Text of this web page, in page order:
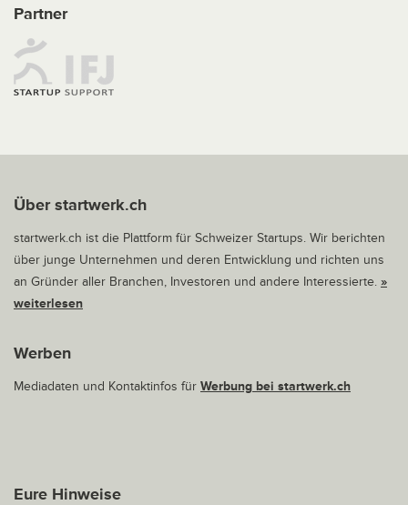
Partner
Über startwerk.ch
startwerk.ch ist die Plattform für Schweizer Startups. Wir berichten
über junge Unternehmen und deren Entwicklung und richten uns
an Gründer aller Branchen, Investoren und andere Interessierte. »
weiterlesen
Werben
Mediadaten und Kontaktinfos für Werbung bei startwerk.ch
Eure Hinweise